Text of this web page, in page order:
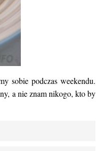
sobie podczas weekendu.
a nie znam nikogo, kto by